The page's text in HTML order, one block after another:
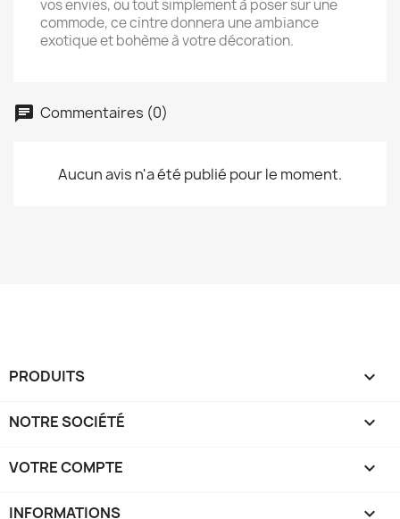
vos envies, ou tout simplement à poser sur une
commode, ce cintre donnera une ambiance
exotique et bohème à votre décoration.
Commentaires (0)
Aucun avis n'a été publié pour le moment.
PRODUITS 
NOTRE SOCIÉTÉ 
VOTRE COMPTE 
INFORMATIONS keyboard_arrow_down